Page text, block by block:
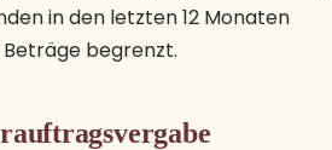
in den letzten 12 Monaten
begrenzt.